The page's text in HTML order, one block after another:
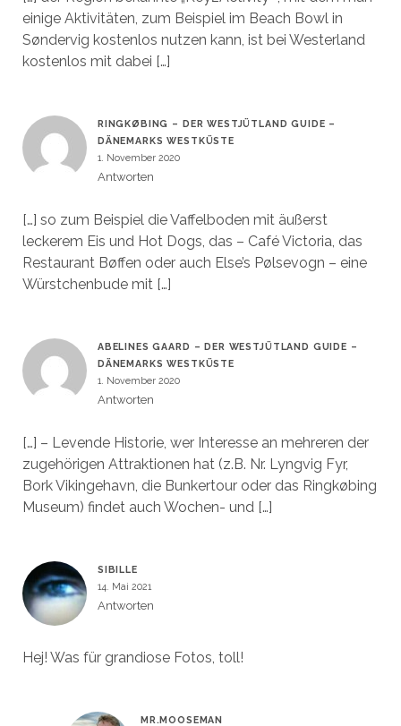
einige Aktivitäten, zum Beispiel im Beach Bowl in
Søndervig kostenlos nutzen kann, ist bei Westerland
kostenlos mit dabei […]
RINGKØBING – DER WESTJÜTLAND GUIDE –
DÄNEMARKS WESTKÜSTE
1. November 2020
Antworten
[…] so zum Beispiel die Vaffelboden mit äußerst
leckerem Eis und Hot Dogs, das – Café Victoria, das
Restaurant Bøffen oder auch Else’s Pølsevogn – eine
Würstchenbude mit […]
ABELINES GAARD – DER WESTJÜTLAND GUIDE –
DÄNEMARKS WESTKÜSTE
1. November 2020
Antworten
[…] – Levende Historie, wer Interesse an mehreren der
zugehörigen Attraktionen hat (z.B. Nr. Lyngvig Fyr,
Bork Vikingehavn, die Bunkertour oder das Ringkøbing
Museum) findet auch Wochen- und […]
SIBILLE
14. Mai 2021
Antworten
Hej! Was für grandiose Fotos, toll!
MR.MOOSEMAN